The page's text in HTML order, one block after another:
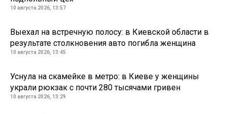
10 августа 2026, 13:57
Выехал на встречную полосу: в Киевской области в
результате столкновения авто погибла женщина
10 августа 2026, 13:45
Уснула на скамейке в метро: в Киеве у женщины
украли рюкзак с почти 280 тысячами гривен
10 августа 2026, 13:29